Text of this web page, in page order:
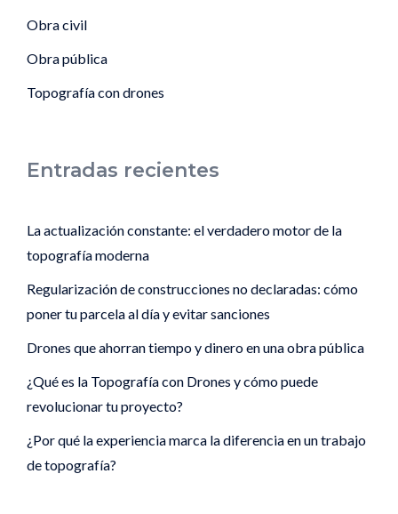
Obra civil
Obra pública
Topografía con drones
Entradas recientes
La actualización constante: el verdadero motor de la
topografía moderna
Regularización de construcciones no declaradas: cómo
poner tu parcela al día y evitar sanciones
Drones que ahorran tiempo y dinero en una obra pública
¿Qué es la Topografía con Drones y cómo puede
revolucionar tu proyecto?
¿Por qué la experiencia marca la diferencia en un trabajo
de topografía?